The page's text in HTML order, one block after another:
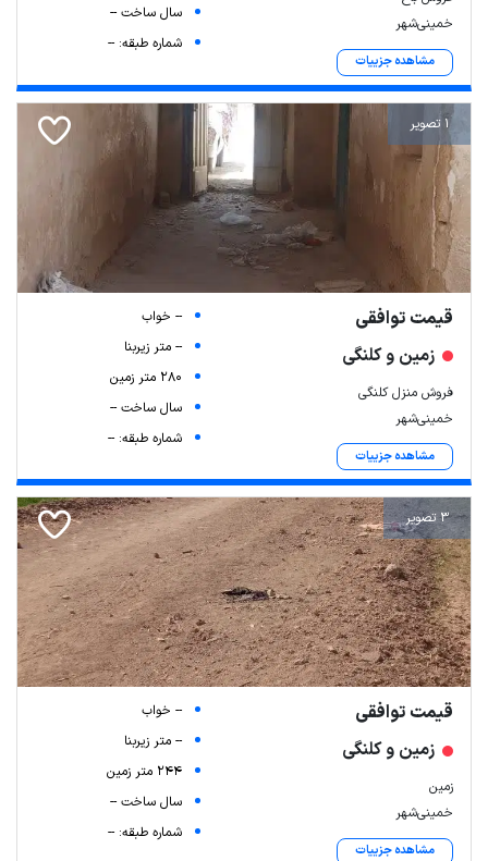
خمینی‌شهر
مشاهده جزییات
سال ساخت --
شماره طبقه: --
1 تصویر
قیمت توافقی
زمین و کلنگی
فروش منزل کلنگی
خمینی‌شهر
مشاهده جزییات
-- خواب
-- متر زیربنا
280 متر زمین
سال ساخت --
شماره طبقه: --
3 تصویر
قیمت توافقی
زمین و کلنگی
زمین
خمینی‌شهر
مشاهده جزییات
-- خواب
-- متر زیربنا
244 متر زمین
سال ساخت --
شماره طبقه: --